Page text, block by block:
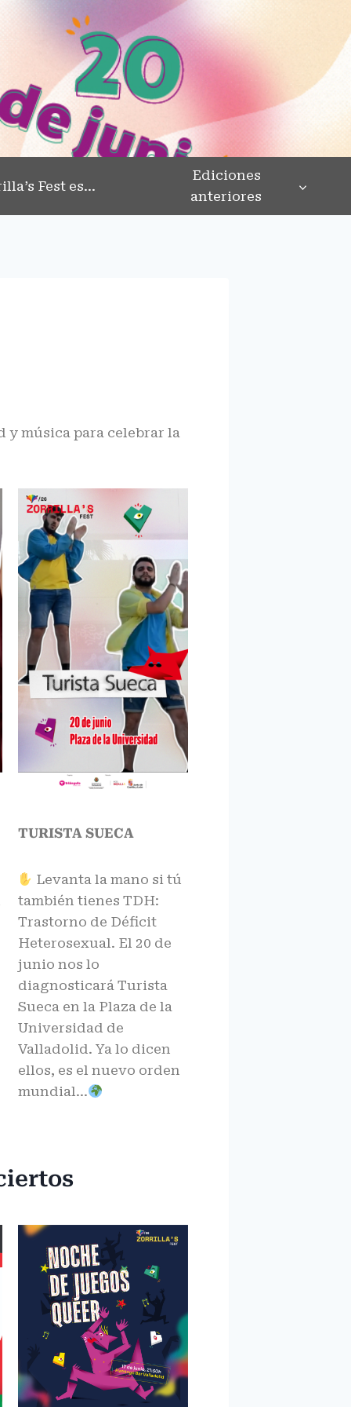
Fest es…
Ediciones
anteriores
y música para celebrar la
TURISTA SUECA
Levanta la mano si tú
también tienes TDH:
Trastorno de Déficit
Heterosexual. El 20 de
junio nos lo
diagnosticará Turista
Sueca en la Plaza de la
Universidad de
Valladolid. Ya lo dicen
ellos, es el nuevo orden
mundial…